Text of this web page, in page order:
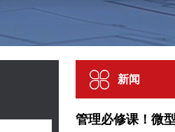
新闻
管理必修课！微